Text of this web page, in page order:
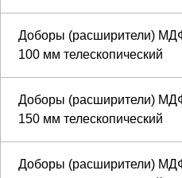
Доборы (расширители)
100 мм телескопический
Доборы (расширители)
150 мм телескопический
Доборы (расширители)